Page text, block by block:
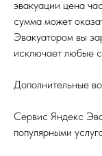
эвакуации цена
сумма может
Эвакуатором вы
исключает любые
Дополнительные
Сервис Яндекс
популярными